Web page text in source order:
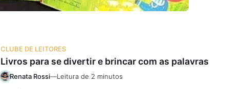
CLUBE DE LEITORES
Livros para se divertir e brincar com as palavras
Renata Rossi—Leitura de 2 minutos